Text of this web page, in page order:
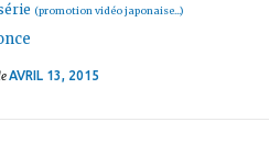
(promotion vidéo japonaise...)
AVRIL 13, 2015